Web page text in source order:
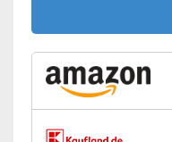
Blickdicht